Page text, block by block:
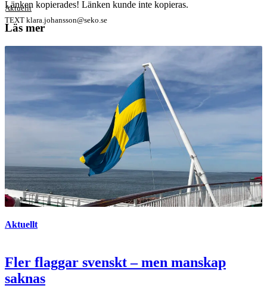
Aktuellt
TEXT klara.johansson@seko.se
Länken kopierades! Länken kunde inte kopieras.
Läs mer
Aktuellt
Fler flaggar svenskt – men manskap
saknas